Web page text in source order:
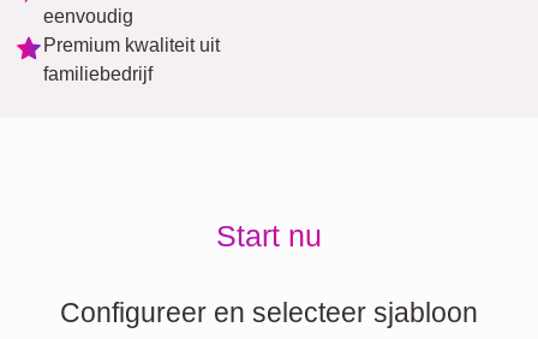
eenvoudig
Premium kwaliteit uit
familiebedrijf
Start nu
Configureer en selecteer sjabloon